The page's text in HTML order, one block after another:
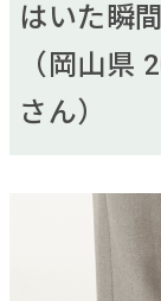
はいた瞬
（岡山県
さん）